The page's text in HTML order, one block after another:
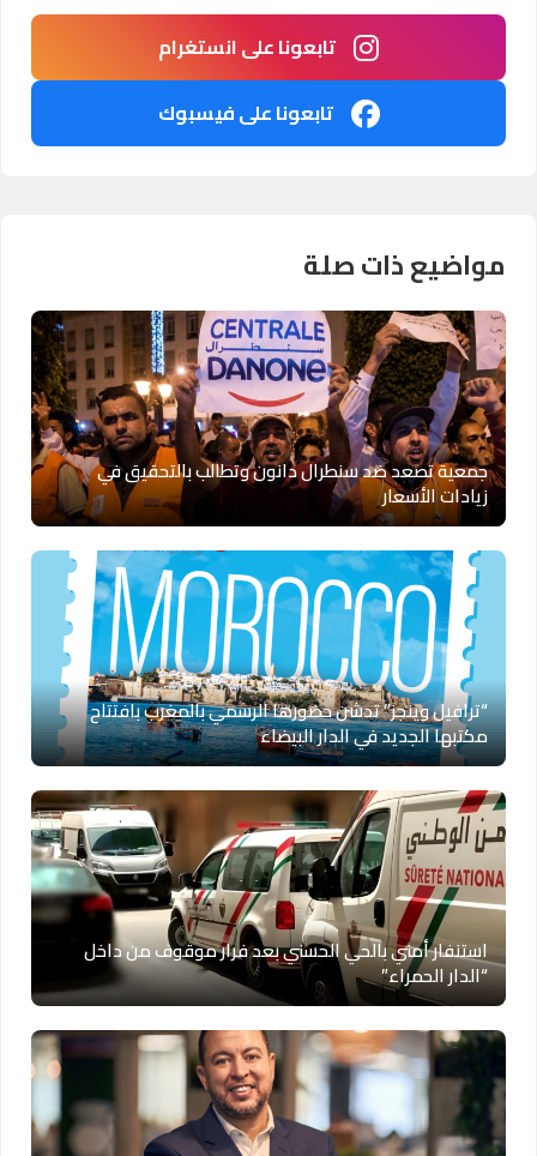
تابعونا على انستغرام
تابعونا على فيسبوك
مواضيع ذات صلة
جمعية تصعد ضد سنطرال دانون وتطالب بالتحقيق في
زيادات الأسعار
“ترافيل وينجز” تدشن حضورها الرسمي بالمغرب بافتتاح
مكتبها الجديد في الدار البيضاء
استنفار أمني بالحي الحسني بعد فرار موقوف من داخل
“الدار الحمراء”